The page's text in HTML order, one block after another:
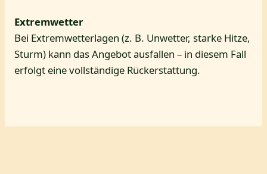
Extremwetter
Bei Extremwetterlagen (z. B. Unwetter, starke Hitze,
Sturm) kann das Angebot ausfallen – in diesem Fall
erfolgt eine vollständige Rückerstattung.